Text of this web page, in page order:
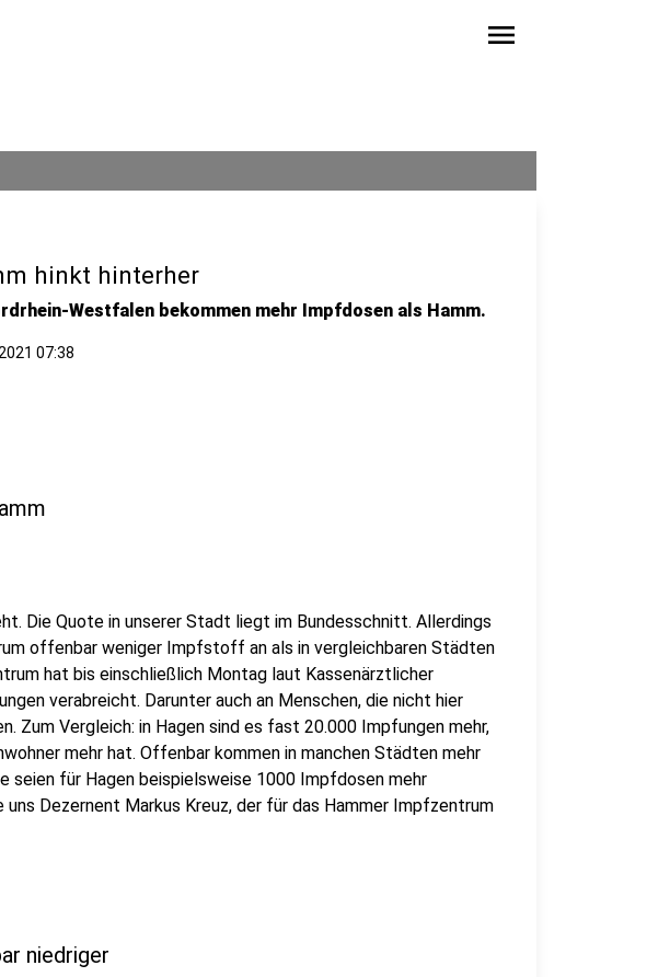
menu
hinkt hinterher
Westfalen bekommen mehr Impfdosen als Hamm.
07:38
Die Quote in unserer Stadt liegt im Bundesschnitt. Allerdings
offenbar weniger Impfstoff an als in vergleichbaren Städten
hat bis einschließlich Montag laut Kassenärztlicher
verabreicht. Darunter auch an Menschen, die nicht hier
Zum Vergleich: in Hagen sind es fast 20.000 Impfungen mehr,
mehr hat. Offenbar kommen in manchen Städten mehr
seien für Hagen beispielsweise 1000 Impfdosen mehr
Dezernent Markus Kreuz, der für das Hammer Impfzentrum
niedriger